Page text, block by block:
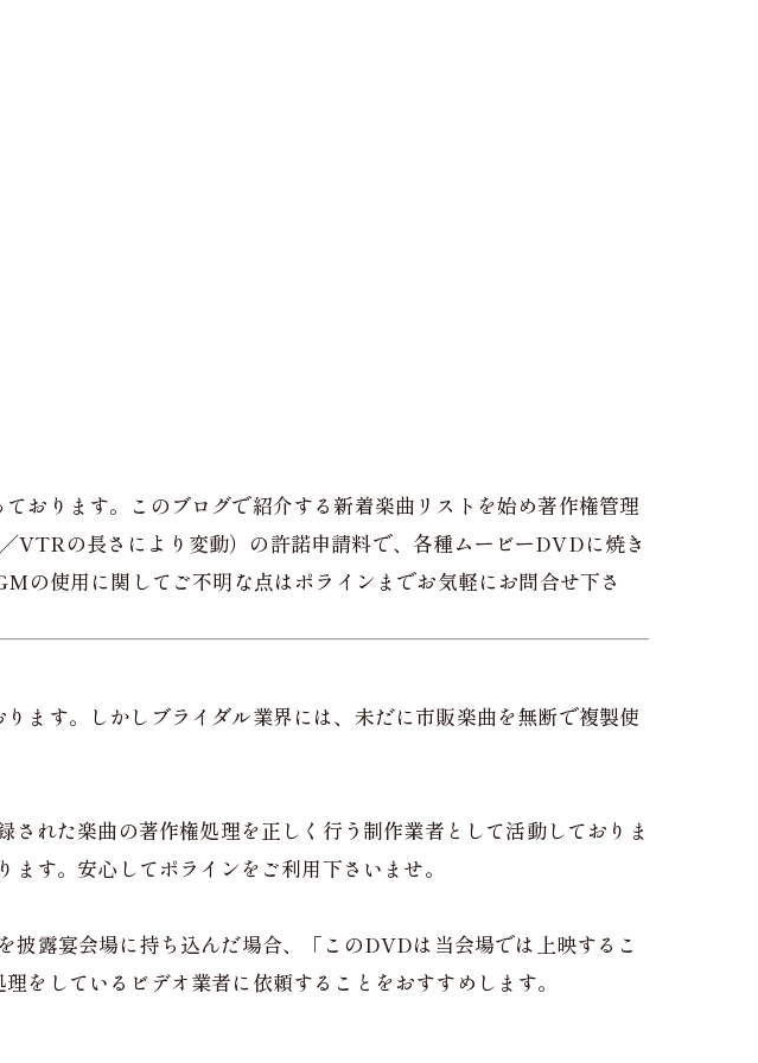
おります。このブログで紹介する新着楽曲リストを始め著作権管理
VTRの長さにより変動）の許諾申請料で、各種ムービーDVDに焼き
の使用に関してご不明な点はポラインまでお気軽にお問合せ下さ
ます。しかしブライダル業界には、未だに市販楽曲を無断で複製使
された楽曲の著作権処理を正しく行う制作業者として活動しておりま
す。安心してポラインをご利用下さいませ。
露宴会場に持ち込んだ場合、「このDVDは当会場では上映するこ
をしているビデオ業者に依頼することをおすすめします。